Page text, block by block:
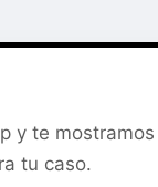
y te
tu caso.